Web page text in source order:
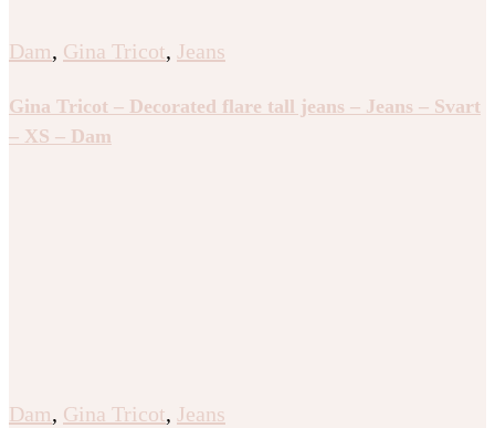
Dam, Gina Tricot, Jeans
Gina Tricot – Decorated flare tall jeans – Jeans – Svart
– XS – Dam
Dam, Gina Tricot, Jeans